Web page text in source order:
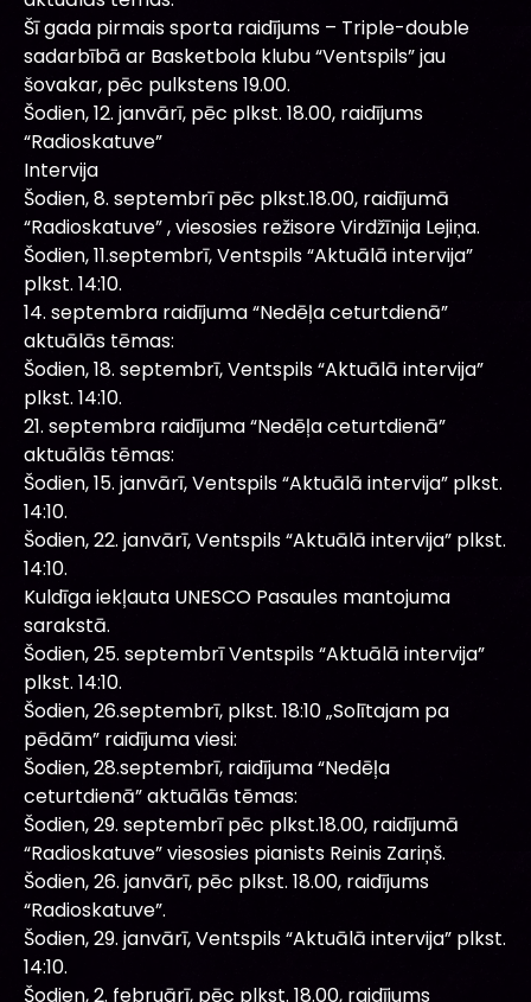
Šī gada pirmais sporta raidījums – Triple-double
sadarbībā ar Basketbola klubu “Ventspils” jau
šovakar, pēc pulkstens 19.00.
Šodien, 12. janvārī, pēc plkst. 18.00, raidījums
“Radioskatuve”
Intervija
Šodien, 8. septembrī pēc plkst.18.00, raidījumā
“Radioskatuve” , viesosies režisore Virdžīnija Lejiņa.
Šodien, 11.septembrī, Ventspils “Aktuālā intervija”
plkst. 14:10.
14. septembra raidījuma “Nedēļa ceturtdienā”
aktuālās tēmas:
Šodien, 18. septembrī, Ventspils “Aktuālā intervija”
plkst. 14:10.
21. septembra raidījuma “Nedēļa ceturtdienā”
aktuālās tēmas:
Šodien, 15. janvārī, Ventspils “Aktuālā intervija” plkst.
14:10.
Šodien, 22. janvārī, Ventspils “Aktuālā intervija” plkst.
14:10.
Kuldīga iekļauta UNESCO Pasaules mantojuma
sarakstā.
Šodien, 25. septembrī Ventspils “Aktuālā intervija”
plkst. 14:10.
Šodien, 26.septembrī, plkst. 18:10 „Solītajam pa
pēdām” raidījuma viesi:
Šodien, 28.septembrī, raidījuma “Nedēļa
ceturtdienā” aktuālās tēmas:
Šodien, 29. septembrī pēc plkst.18.00, raidījumā
“Radioskatuve” viesosies pianists Reinis Zariņš.
Šodien, 26. janvārī, pēc plkst. 18.00, raidījums
“Radioskatuve”.
Šodien, 29. janvārī, Ventspils “Aktuālā intervija” plkst.
14:10.
Šodien, 2. februārī, pēc plkst. 18.00, raidījums